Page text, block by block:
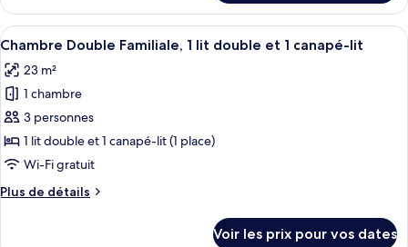
lits
jumeaux,
2
lits
une
place
le
type
de
Chambre
avec
lits
jumeaux,
2
lits
une
place
Afficher
toutes
les
photos
pour
ce
type
chambre :
Une chambre à coucher moderne
9
Chambre Double Familiale, 1 lit double et 1 canapé-lit
23 m²
1 chambre
3 personnes
1 lit double et 1 canapé-lit (1 place)
Wi-Fi gratuit
Plus de détails
Plus
Voir les prix pour vos dates